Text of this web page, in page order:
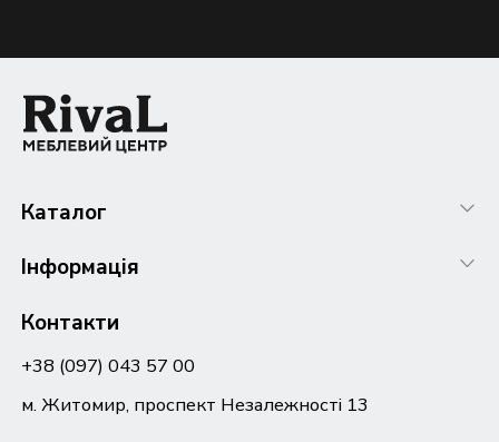
Каталог
Інформація
Контакти
+38 (097) 043 57 00
м. Житомир, проспект Незалежності 13